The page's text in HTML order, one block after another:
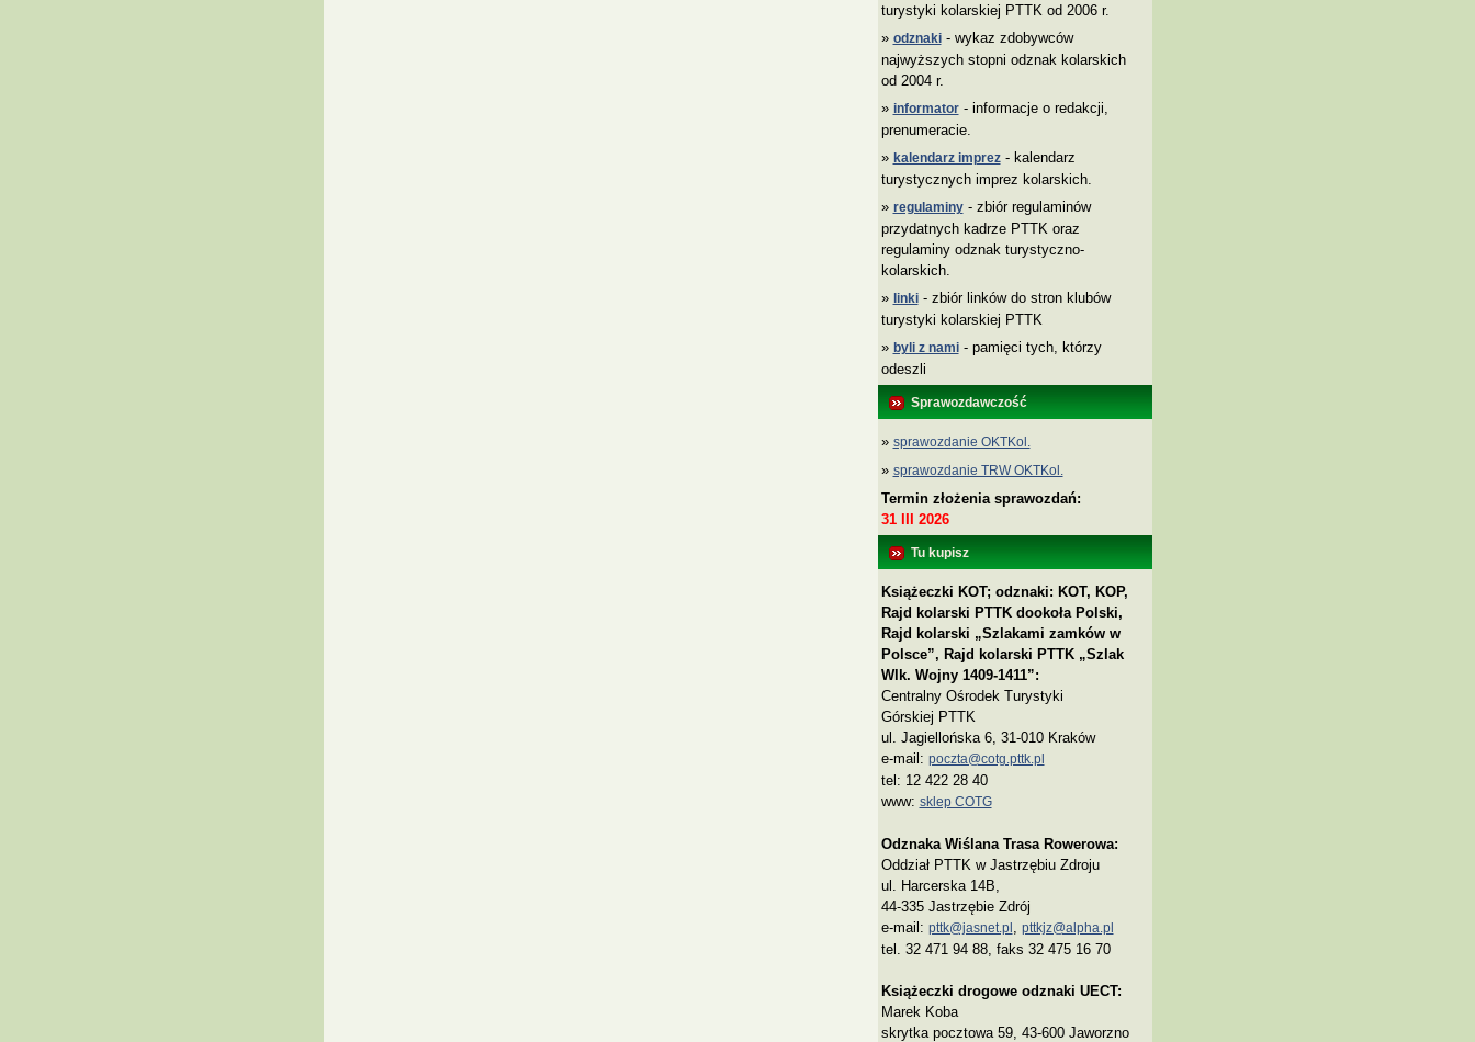
turystyki kolarskiej PTTK od 2006 r.
» odznaki- wykaz zdobywców
najwyższych stopni odznak kolarskich
od 2004 r.
» informator- informacje o redakcji,
prenumeracie.
» kalendarz imprez- kalendarz
turystycznych imprez kolarskich.
» regulaminy- zbiór regulaminów
przydatnych kadrze PTTK oraz
regulaminy odznak turystyczno-
kolarskich.
» linki- zbiór linków do stron klubów
turystyki kolarskiej PTTK
» byli z nami- pamięci tych, którzy
odeszli
Sprawozdawczość
» sprawozdanie OKTKol.
» sprawozdanie TRW OKTKol.
Termin złożenia sprawozdań:
31 III 2026
Tu kupisz
Książeczki KOT; odznaki: KOT, KOP,
Rajd kolarski PTTK dookoła Polski,
Rajd kolarski „Szlakami zamków w
Polsce”, Rajd kolarski PTTK „Szlak
Wlk. Wojny 1409-1411”:
Centralny Ośrodek Turystyki
Górskiej PTTK
ul. Jagiellońska 6, 31-010 Kraków
e-mail: poczta@cotg.pttk.pl
tel: 12 422 28 40
www: sklep COTG
Odznaka Wiślana Trasa Rowerowa:
Oddział PTTK w Jastrzębiu Zdroju
ul. Harcerska 14B,
44-335 Jastrzębie Zdrój
e-mail: pttk@jasnet.pl pttkjz@alpha.pl
tel. 32 471 94 88, faks 32 475 16 70
Książeczki drogowe odznaki UECT:
Marek Koba
skrytka pocztowa 59, 43-600 Jaworzno